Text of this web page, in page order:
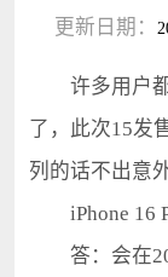
更新日期：
许多用户都
了，此次15发
列的话不出意
iPhone 16
答：会在